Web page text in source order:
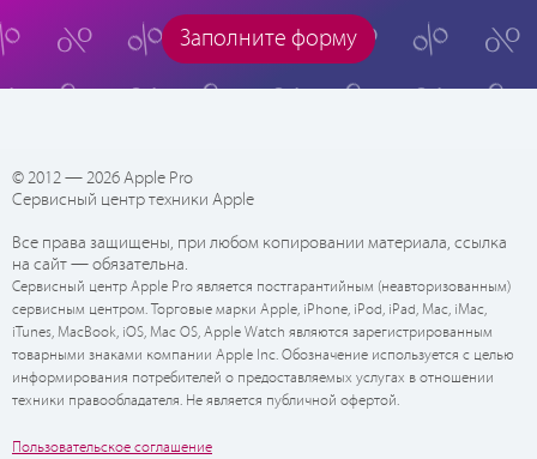
Заполните форму
© 2012 — 2026 Apple Pro
Сервисный центр техники Apple
Все права защищены, при любом копировании материала, ссылка
на сайт — обязательна.
Сервисный центр Apple Pro является постгарантийным (неавторизованным)
сервисным центром. Торговые марки Apple, iPhone, iPod, iPad, Mac, iMac,
iTunes, MacBook, iOS, Mac OS, Apple Watch являются зарегистрированным
товарными знаками компании Apple Inc. Обозначение используется с целью
информирования потребителей о предоставляемых услугах в отношении
техники правообладателя. Не является публичной офертой.
Пользовательское соглашение